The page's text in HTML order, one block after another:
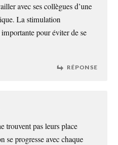
avec ses collègues d’une
La stimulation
pour éviter de se
RÉPONSE
trouvent pas leurs place
se progresse avec chaque